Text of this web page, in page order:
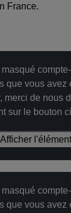
France.
que vous avez
merci de nous
sur le bouton
Afficher l'élément
que vous avez